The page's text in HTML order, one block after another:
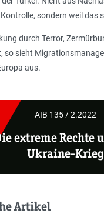
sondern weil das
durch Terror,
so sieht
aus.
AIB 135 / 2.2022
extreme Rechte
Ukraine-Krieg
Artikel